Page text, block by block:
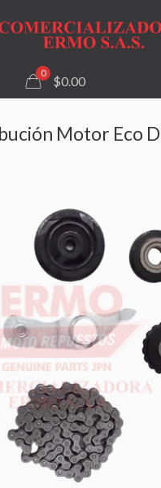
0
$0.00
Motor Eco